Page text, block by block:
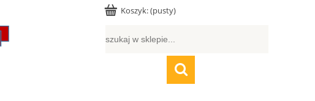
Koszyk:(pusty)